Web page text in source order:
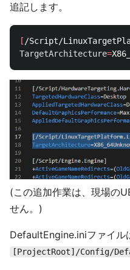
追記します。
[
TargetArchitecture=
(この追加作業は、現場の
せん。)
DefaultEngine.iniファイル
[ProjectRoot]/Config/